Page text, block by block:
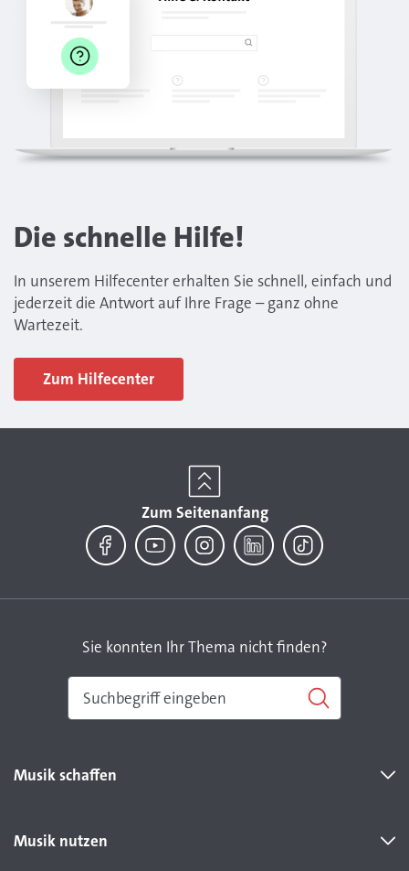
Die schnelle Hilfe!
In unserem Hilfecenter erhalten Sie schnell, einfach und
jederzeit die Antwort auf Ihre Frage – ganz ohne
Wartezeit.
Zum Hilfecenter
Zum Seitenanfang
Sie konnten Ihr Thema nicht finden?
Musik schaffen
Musik nutzen